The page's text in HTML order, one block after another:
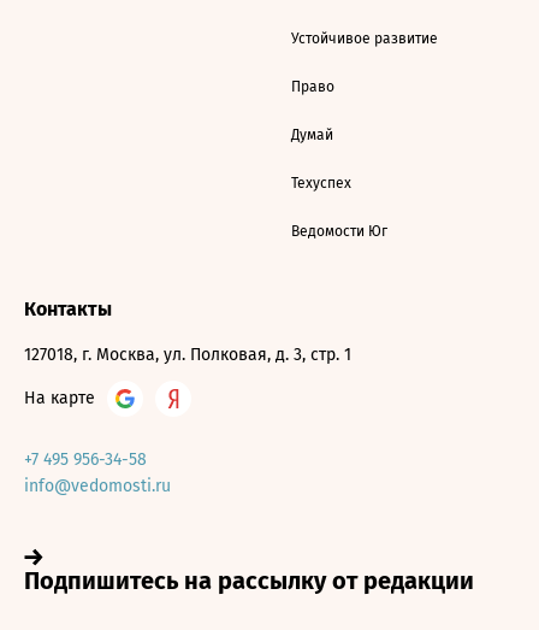
Устойчивое развитие
Право
Думай
Техуспех
Ведомости Юг
Контакты
127018, г. Москва, ул. Полковая, д. 3, стр. 1
На карте
+7 495 956-34-58
info@vedomosti.ru